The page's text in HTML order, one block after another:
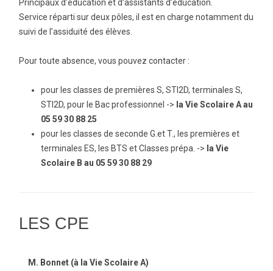
Principaux d’éducation et d’assistants d’éducation.
Service réparti sur deux pôles, il est en charge notamment du
suivi de l’assiduité des élèves.
Pour toute absence, vous pouvez contacter :
pour les classes de premières S, STI2D, terminales S,
STI2D, pour le Bac professionnel -> la Vie Scolaire A au
05 59 30 88 25
pour les classes de seconde G.et T., les premières et
terminales ES, les BTS et Classes prépa. -> la Vie
Scolaire B au 05 59 30 88 29
LES CPE
M. Bonnet (à la Vie Scolaire A)